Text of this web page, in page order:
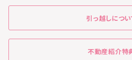
引っ越しについ
不動産紹介特